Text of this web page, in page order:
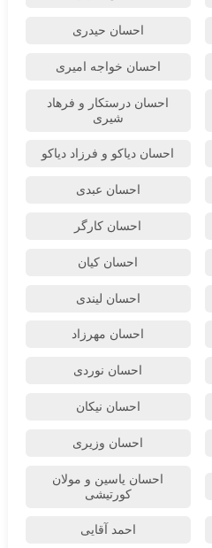
احسان حیدری
احسان خواجه امیری
احسان درستكار و فرهاد
شيرى
احسان دیاکو و فرزاد دیاکو
احسان عبدی
احسان کارگر
احسان کیان
احسان لیندی
احسان مهرزاد
احسان نوردی
احسان نیکان
احسان وزیری
احسان یاسین و مولان
کورتیشی
احمد آقایی